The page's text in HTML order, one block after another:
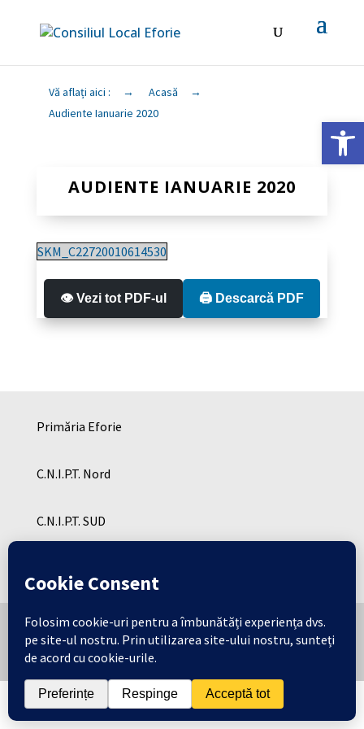
Deschide
Vă aflați aici : → Acasă
→
Audiente Ianuarie 2020
AUDIENTE IANUARIE 2020
SKM_C22720010614530
👁️ Vezi tot PDF-ul 🖨️ Descarcă PDF
Primăria Eforie
C.N.I.P.T. Nord
C.N.I.P.T. SUD
Copyright © Consiliul Local Eforie 2026 | Toate
drepturile rezervate .